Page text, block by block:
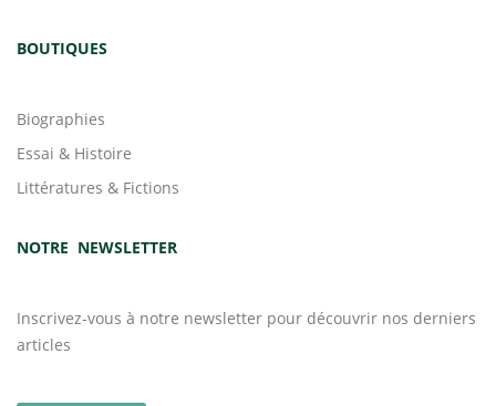
BOUTIQUES
Biographies
Essai & Histoire
Littératures & Fictions
NOTRE NEWSLETTER
Inscrivez-vous à notre newsletter pour découvrir nos derniers
articles